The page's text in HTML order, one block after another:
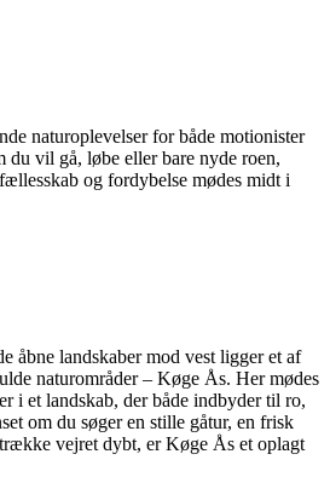
naturoplevelser for både motionister
du vil gå, løbe eller bare nyde roen,
og fordybelse mødes midt i
åbne landskaber mod vest ligger et af
naturområder – Køge Ås. Her mødes
i et landskab, der både indbyder til ro,
om du søger en stille gåtur, en frisk
vejret dybt, er Køge Ås et oplagt